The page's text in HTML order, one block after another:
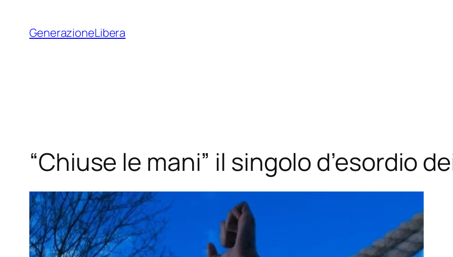
contenuto
GenerazioneLibera
“Chiuse le mani” il singolo d’esordio